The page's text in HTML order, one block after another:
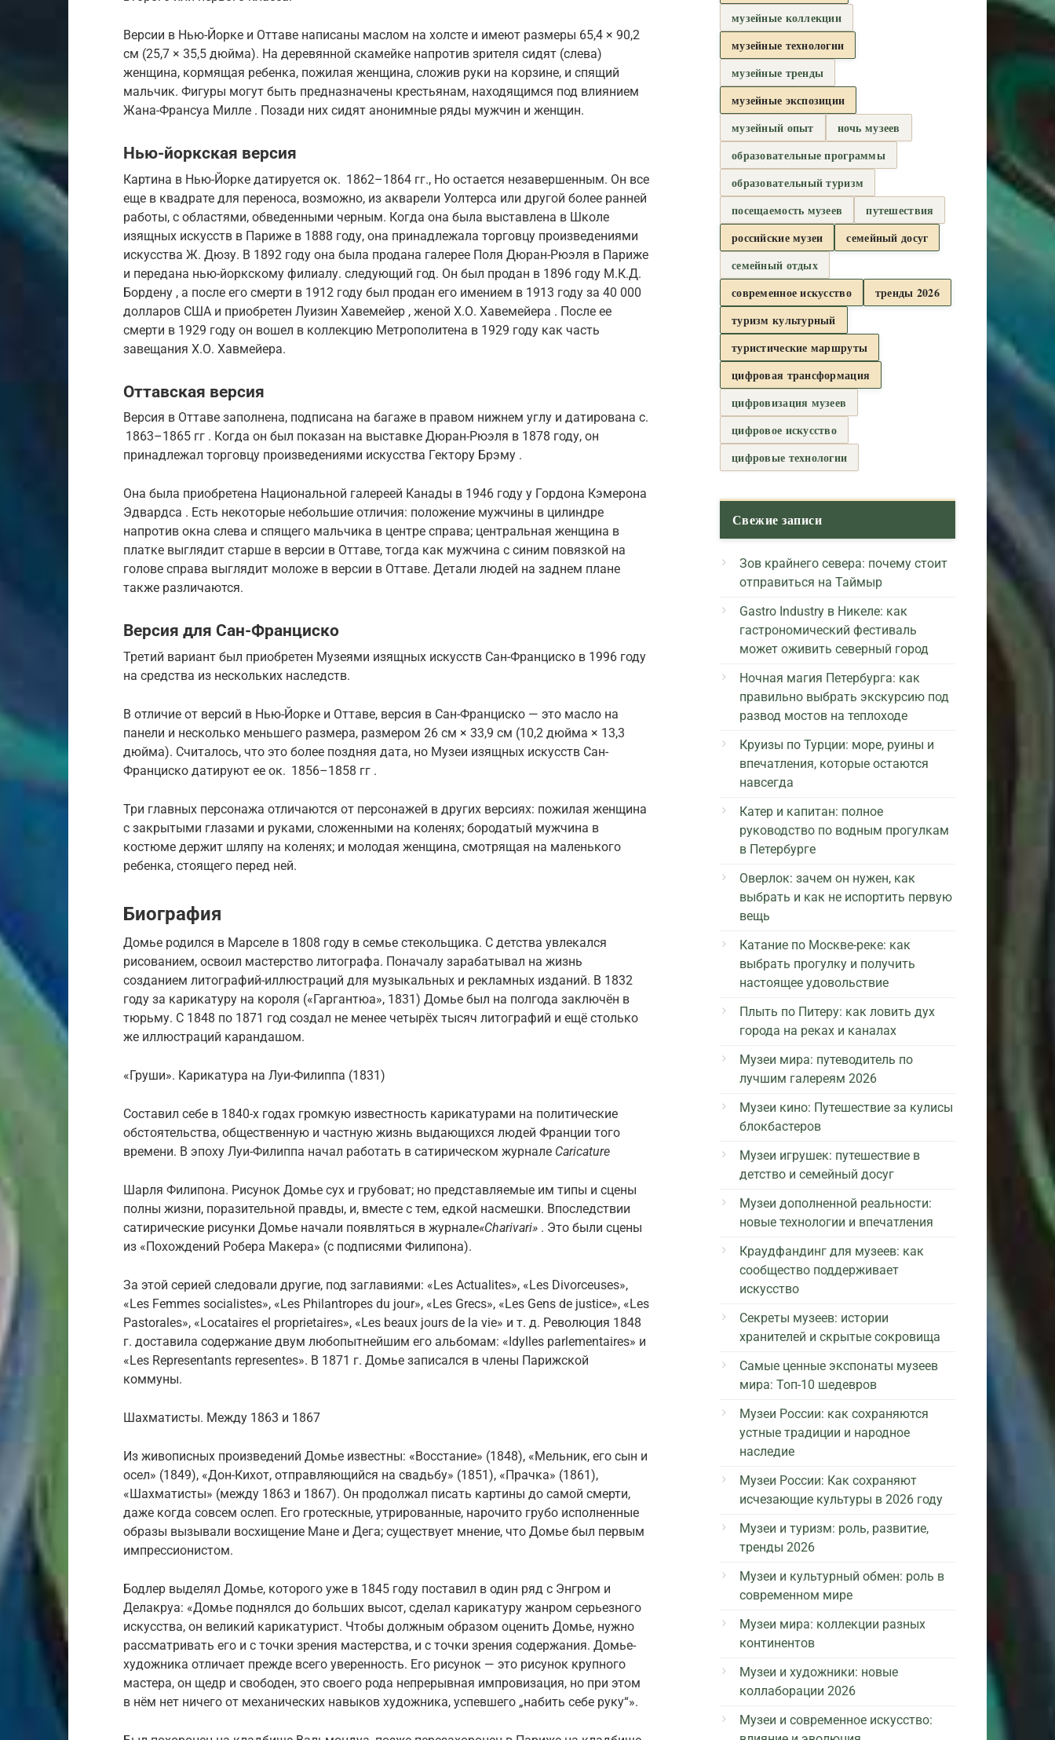
Версии в Нью-Йорке и Оттаве написаны маслом на холсте и имеют размеры 65,4 × 90,2
см (25,7 × 35,5 дюйма). На деревянной скамейке напротив зрителя сидят (слева)
женщина, кормящая ребенка, пожилая женщина, сложив руки на корзине, и спящий
мальчик. Фигуры могут быть предназначены крестьянам, находящимся под влиянием
Жана-Франсуа Милле . Позади них сидят анонимные ряды мужчин и женщин.
Нью-йоркская версия
Картина в Нью-Йорке датируется ок. 1862–1864 гг., Но остается незавершенным. Он все
еще в квадрате для переноса, возможно, из акварели Уолтерса или другой более ранней
работы, с областями, обведенными черным. Когда она была выставлена ​​в Школе
изящных искусств в Париже в 1888 году, она принадлежала торговцу произведениями
искусства Ж. Дюзу. В 1892 году она была продана галерее Поля Дюран-Рюэля в Париже
и передана нью-йоркскому филиалу. следующий год. Он был продан в 1896 году М.К.Д.
Бордену , а после его смерти в 1912 году был продан его имением в 1913 году за 40 000
долларов США и приобретен Луизин Хавемейер , женой Х.О. Хавемейера . После ее
смерти в 1929 году он вошел в коллекцию Метрополитена в 1929 году как часть
завещания Х.О. Хавмейера.
Оттавская версия
Версия в Оттаве заполнена, подписана на багаже ​​в правом нижнем углу и датирована c.
1863–1865 гг . Когда он был показан на выставке Дюран-Рюэля в 1878 году, он
принадлежал торговцу произведениями искусства Гектору Брэму .
Она была приобретена Национальной галереей Канады в 1946 году у Гордона Кэмерона
Эдвардса . Есть некоторые небольшие отличия: положение мужчины в цилиндре
напротив окна слева и спящего мальчика в центре справа; центральная женщина в
платке выглядит старше в версии в Оттаве, тогда как мужчина с синим повязкой на
голове справа выглядит моложе в версии в Оттаве. Детали людей на заднем плане
также различаются.
Версия для Сан-Франциско
Третий вариант был приобретен Музеями изящных искусств Сан-Франциско в 1996 году
на средства из нескольких наследств.
В отличие от версий в Нью-Йорке и Оттаве, версия в Сан-Франциско — это масло на
панели и несколько меньшего размера, размером 26 см × 33,9 см (10,2 дюйма × 13,3
дюйма). Считалось, что это более поздняя дата, но Музеи изящных искусств Сан-
Франциско датируют ее ок. 1856–1858 гг .
Три главных персонажа отличаются от персонажей в других версиях: пожилая женщина
с закрытыми глазами и руками, сложенными на коленях; бородатый мужчина в
костюме держит шляпу на коленях; и молодая женщина, смотрящая на маленького
ребенка, стоящего перед ней.
Биография
Домье родился в Марселе в 1808 году в семье стекольщика. С детства увлекался
рисованием, освоил мастерство литографа. Поначалу зарабатывал на жизнь
созданием литографий-иллюстраций для музыкальных и рекламных изданий. В 1832
году за карикатуру на короля («Гаргантюа», 1831) Домье был на полгода заключён в
тюрьму. С 1848 по 1871 год создал не менее четырёх тысяч литографий и ещё столько
же иллюстраций карандашом.
«Груши». Карикатура на Луи-Филиппа (1831)
Составил себе в 1840-х годах громкую известность карикатурами на политические
обстоятельства, общественную и частную жизнь выдающихся людей Франции того
времени. В эпоху Луи-Филиппа начал работать в сатирическом журнале Caricature
Шарля Филипона. Рисунок Домье сух и грубоват; но представляемые им типы и сцены
полны жизни, поразительной правды, и, вместе с тем, едкой насмешки. Впоследствии
сатирические рисунки Домье начали появляться в журнале«Charivari» . Это были сцены
из «Похождений Робера Макера» (с подписями Филипона).
За этой серией следовали другие, под заглавиями: «Les Actualites», «Les Divorceuses»,
«Les Femmes socialistes», «Les Philantropes du jour», «Les Grecs», «Les Gens de justice», «Les
Pastorales», «Locataires el proprietaires», «Les beaux jours de la vie» и т. д. Революция 1848
г. доставила содержание двум любопытнейшим его альбомам: «Idylles parlementaires» и
«Les Representants representes». В 1871 г. Домье записался в члены Парижской
коммуны.
Шахматисты. Между 1863 и 1867
Из живописных произведений Домье известны: «Восстание» (1848), «Мельник, его сын и
осел» (1849), «Дон-Кихот, отправляющийся на свадьбу» (1851), «Прачка» (1861),
«Шахматисты» (между 1863 и 1867). Он продолжал писать картины до самой смерти,
даже когда совсем ослеп. Его гротескные, утрированные, нарочито грубо исполненные
образы вызывали восхищение Мане и Дега; существует мнение, что Домье был первым
импрессионистом.
Бодлер выделял Домье, которого уже в 1845 году поставил в один ряд с Энгром и
Делакруа: «Домье поднялся до больших высот, сделал карикатуру жанром серьезного
искусства, он великий карикатурист. Чтобы должным образом оценить Домье, нужно
рассматривать его и с точки зрения мастерства, и с точки зрения содержания. Домье-
художника отличает прежде всего уверенность. Его рисунок — это рисунок крупного
мастера, он щедр и свободен, это своего рода непрерывная импровизация, но при этом
в нём нет ничего от механических навыков художника, успевшего „набить себе руку“».
музейные коллекции
музейные технологии
музейные тренды
музейные экспозиции
музейный опыт
ночь музеев
образовательные программы
образовательный туризм
посещаемость музеев
путешествия
российские музеи
семейный досуг
семейный отдых
современное искусство
тренды 2026
туризм культурный
туристические маршруты
цифровая трансформация
цифровизация музеев
цифровое искусство
цифровые технологии
Свежие записи
Зов крайнего севера: почему стоит
отправиться на Таймыр
Gastro Industry в Никеле: как
гастрономический фестиваль
может оживить северный город
Ночная магия Петербурга: как
правильно выбрать экскурсию под
развод мостов на теплоходе
Круизы по Турции: море, руины и
впечатления, которые остаются
навсегда
Катер и капитан: полное
руководство по водным прогулкам
в Петербурге
Оверлок: зачем он нужен, как
выбрать и как не испортить первую
вещь
Катание по Москве-реке: как
выбрать прогулку и получить
настоящее удовольствие
Плыть по Питеру: как ловить дух
города на реках и каналах
Музеи мира: путеводитель по
лучшим галереям 2026
Музеи кино: Путешествие за кулисы
блокбастеров
Музеи игрушек: путешествие в
детство и семейный досуг
Музеи дополненной реальности:
новые технологии и впечатления
Краудфандинг для музеев: как
сообщество поддерживает
искусство
Секреты музеев: истории
хранителей и скрытые сокровища
Самые ценные экспонаты музеев
мира: Топ-10 шедевров
Музеи России: как сохраняются
устные традиции и народное
наследие
Музеи России: Как сохраняют
исчезающие культуры в 2026 году
Музеи и туризм: роль, развитие,
тренды 2026
Музеи и культурный обмен: роль в
современном мире
Музеи мира: коллекции разных
континентов
Музеи и художники: новые
коллаборации 2026
Музеи и современное искусство: